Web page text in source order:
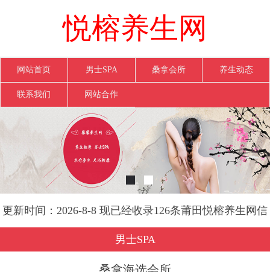
悦榕养生网
网站首页 男士SPA 桑拿会所 养生动态
联系我们 网站合作
更新时间：2026-8-8 现已经收录126条莆田悦榕养生网信
息
男士SPA